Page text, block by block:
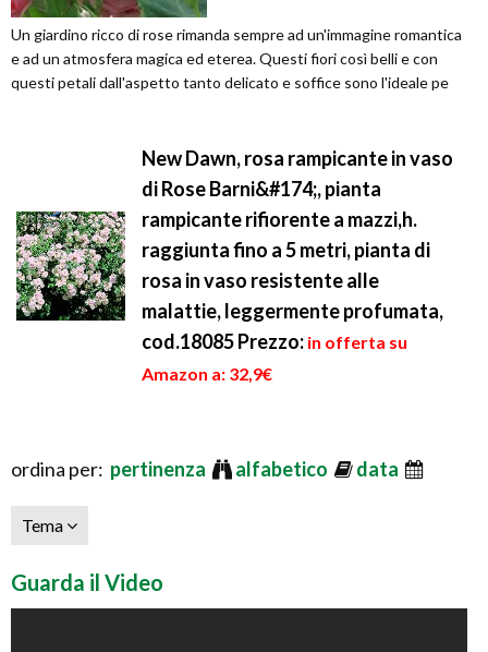
Un giardino ricco di rose rimanda sempre ad un'immagine romantica
e ad un atmosfera magica ed eterea. Questi fiori così belli e con
questi petali dall'aspetto tanto delicato e soffice sono l'ideale pe
New Dawn, rosa rampicante in vaso
di Rose Barni&#174;, pianta
rampicante rifiorente a mazzi,h.
raggiunta fino a 5 metri, pianta di
rosa in vaso resistente alle
malattie, leggermente profumata,
cod.18085Prezzo: in offerta su
Amazon a: 32,9€
ordina per: pertinenza alfabetico data
Tema
Guarda il Video